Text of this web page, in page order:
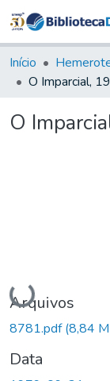
Início
O Imparcial,
O
Carregando...
Arquivos
8781.pdf(8,84
Data